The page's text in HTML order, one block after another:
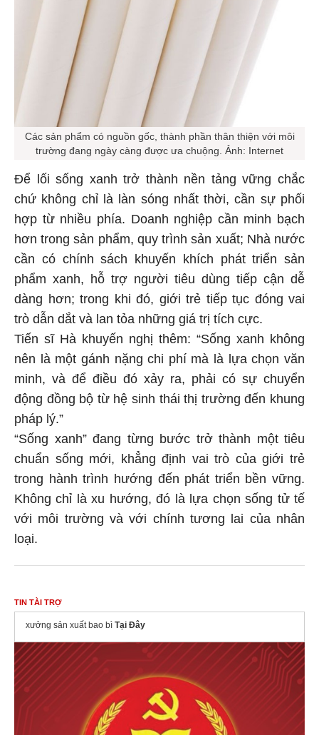
Các sản phẩm có nguồn gốc, thành phần thân thiện với môi
trường đang ngày càng được ưa chuộng. Ảnh: Internet
Để lối sống xanh trở thành nền tảng vững chắc
chứ không chỉ là làn sóng nhất thời, cần sự phối
hợp từ nhiều phía. Doanh nghiệp cần minh bạch
hơn trong sản phẩm, quy trình sản xuất; Nhà nước
cần có chính sách khuyến khích phát triển sản
phẩm xanh, hỗ trợ người tiêu dùng tiếp cận dễ
dàng hơn; trong khi đó, giới trẻ tiếp tục đóng vai
trò dẫn dắt và lan tỏa những giá trị tích cực.
Tiến sĩ Hà khuyến nghị thêm: “Sống xanh không
nên là một gánh nặng chi phí mà là lựa chọn văn
minh, và để điều đó xảy ra, phải có sự chuyển
động đồng bộ từ hệ sinh thái thị trường đến khung
pháp lý.”
“Sống xanh” đang từng bước trở thành một tiêu
chuẩn sống mới, khẳng định vai trò của giới trẻ
trong hành trình hướng đến phát triển bền vững.
Không chỉ là xu hướng, đó là lựa chọn sống tử tế
với môi trường và với chính tương lai của nhân
loại.
TIN TÀI TRỢ
xưởng sản xuất bao bì Tại Đây